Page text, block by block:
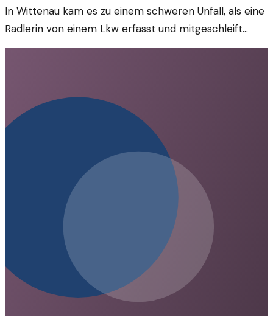
In Wittenau kam es zu einem schweren Unfall, als eine
Radlerin von einem Lkw erfasst und mitgeschleift
wurde. Ihr Zustand ist lebensbedrohlich. Der Vorfall